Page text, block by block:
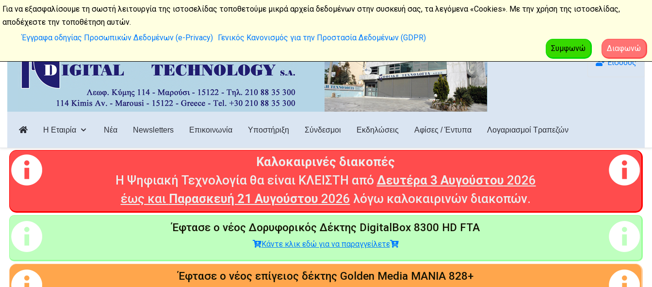
Λεωφόρος Κύμης 114, 15122, Μαρούσι 210 88 35 300 digital7@satnet.gr
Είσοδος
Η Εταιρία Νέα Newsletters Επικοινωνία Υποστήριξη Σύνδεσμοι Εκδηλώσεις Αφίσες / Έντυπα Λογαριασμοί Τραπεζών
Καλοκαιρινές διακοπές
Η Ψηφιακή Τεχνολογία θα είναι ΚΛΕΙΣΤΗ από Δευτέρα 3 Αυγούστου 2026
έως και Παρασκευή 21 Αυγούστου 2026 λόγω καλοκαιρινών διακοπών.
Έφτασε ο νέος Δορυφορικός Δέκτης DigitalBox 8300 HD FTA
Κάντε κλικ εδώ για να παραγγείλετε
Έφτασε ο νέος επίγειος δέκτης Golden Media MANIA 828+
Για να εξασφαλίσουμε τη σωστή λειτουργία της ιστοσελίδας τοποθετούμε μικρά αρχεία δεδομένων στην συσκευή σας, τα λεγόμενα «Cookies». Με την χρήση της ιστοσελίδας,
αποδέχεστε την τοποθέτηση αυτών.
Έγγραφα οδηγίας Προσωπικών Δεδομένων (e-Privacy) Γενικός Κανονισμός για την Προστασία Δεδομένων (GDPR)
Διαφωνώ
Συμφωνώ